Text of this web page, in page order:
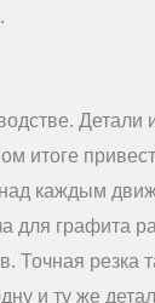
итоге
каждым
для графита
Точная резка
и ту же